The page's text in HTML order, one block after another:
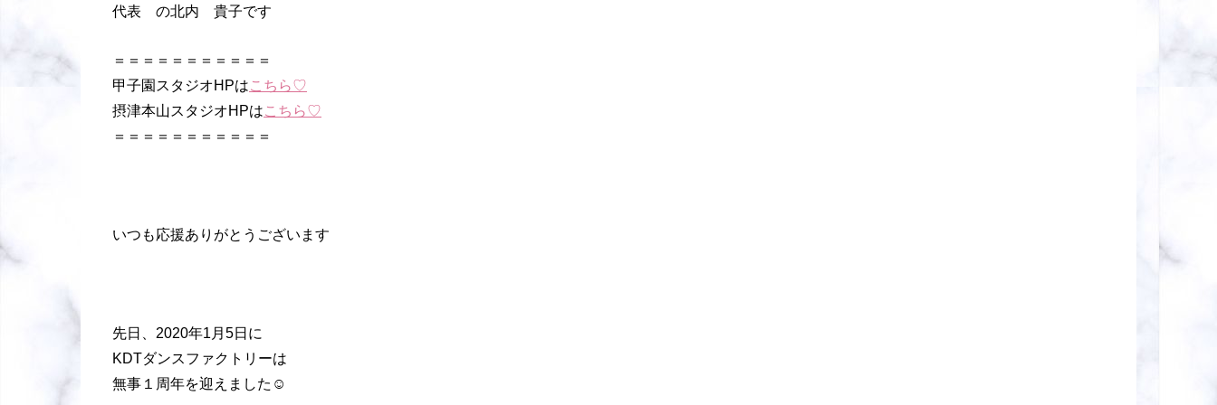
代表 の北内 貴子です
＝＝＝＝＝＝＝＝＝＝＝
甲子園スタジオHPはこちら♡
摂津本山スタジオHPはこちら♡
＝＝＝＝＝＝＝＝＝＝＝
いつも応援ありがとうございます
先日、2020年1月5日に
KDTダンスファクトリーは
無事１周年を迎えました☺️